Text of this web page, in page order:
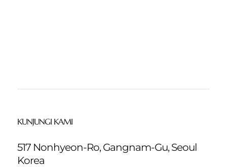
KUNJUNGI KAMI
517 Nonhyeon-Ro, Gangnam-Gu, Seoul
Korea